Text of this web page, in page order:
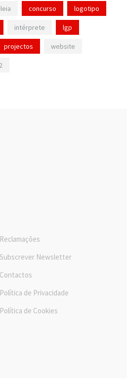
concurso logotipo
intérprete lgp
projectos website
Reclamações
Subscrever Newsletter
Contactos
Política de Privacidade
Política de Cookies